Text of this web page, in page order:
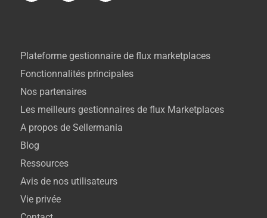
A propos de Sellermania
Blog
Ressources
Avis de nos utilisateurs
Vie privée
Plateforme gestionnaire de flux marketplaces
Fonctionnalités principales
Nos partenaires
Les meilleurs gestionnaires de flux Marketplaces